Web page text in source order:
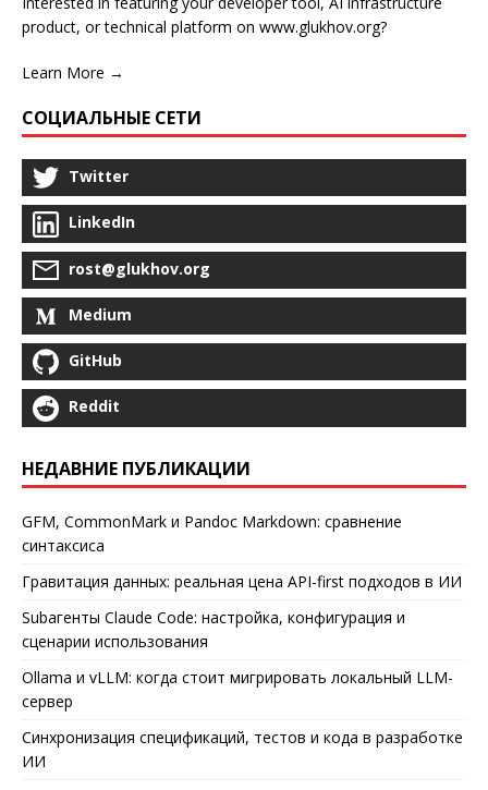
product, or technical platform on www.glukhov.org?
Learn More →
СОЦИАЛЬНЫЕ СЕТИ
Twitter
LinkedIn
rost@glukhov.org
Medium
GitHub
Reddit
НЕДАВНИЕ ПУБЛИКАЦИИ
GFM, CommonMark и Pandoc Markdown: сравнение
синтаксиса
Гравитация данных: реальная цена API-first подходов в ИИ
Subагенты Claude Code: настройка, конфигурация и
сценарии использования
Ollama и vLLM: когда стоит мигрировать локальный LLM-
сервер
Синхронизация спецификаций, тестов и кода в разработке
ИИ